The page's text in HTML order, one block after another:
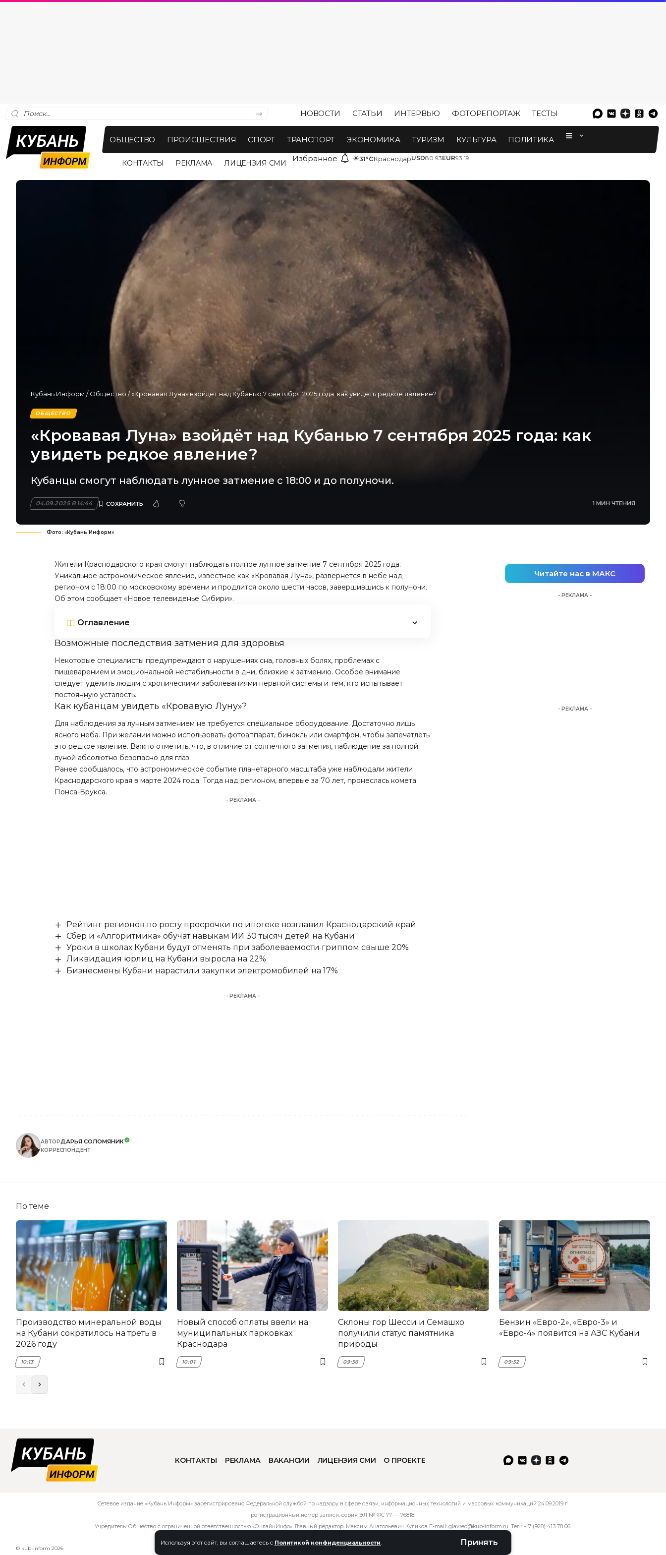
Используя этот сайт, вы соглашаетесь с Политикой конфиденциальности Принять
НОВОСТИ СТАТЬИ ИНТЕРВЬЮ ФОТОРЕПОРТАЖ ТЕСТЫ
ОБЩЕСТВО ПРОИСШЕСТВИЯ СПОРТ ТРАНСПОРТ ЭКОНОМИКА ТУРИЗМ КУЛЬТУРА ПОЛИТИКА
КОНТАКТЫ РЕКЛАМА ЛИЦЕНЗИЯ СМИ Избранное ☀31°CКраснодарUSD80.93EUR93.19
Кубань Информ /Общество /«Кровавая Луна» взойдёт над Кубанью 7 сентября 2025 года: как увидеть редкое явление?
ОБЩЕСТВО
«Кровавая Луна» взойдёт над Кубанью 7 сентября 2025 года: как
увидеть редкое явление?
Кубанцы смогут наблюдать лунное затмение с 18:00 и до полуночи.
04.09.2025 В 14:44 1 МИН ЧТЕНИЯ
Фото: «Кубань Информ»
Жители Краснодарского края смогут наблюдать полное лунное затмение 7 сентября 2025 года.
Уникальное астрономическое явление, известное как «Кровавая Луна», развернётся в небе над
регионом с 18:00 по московскому времени и продлится около шести часов, завершившись к полуночи.
Об этом сообщает « Новое телевиденье Сибири».
Оглавление
Возможные последствия затмения для здоровья
Некоторые специалисты предупреждают о нарушениях сна, головных болях, проблемах с
пищеварением и эмоциональной нестабильности в дни, близкие к затмению. Особое внимание
следует уделить людям с хроническими заболеваниями нервной системы и тем, кто испытывает
постоянную усталость.
Как кубанцам увидеть «Кровавую Луну»?
Для наблюдения за лунным затмением не требуется специальное оборудование. Достаточно лишь
ясного неба. При желании можно использовать фотоаппарат, бинокль или смартфон, чтобы запечатлеть
это редкое явление. Важно отметить, что, в отличие от солнечного затмения, наблюдение за полной
луной абсолютно безопасно для глаз.
Ранее сообщалось, что астрономическое событие планетарного масштаба уже наблюдали жители
Краснодарского края в марте 2024 года. Тогда над регионом, впервые за 70 лет, пронеслась комета
Понса-Брукса.
- РЕКЛАМА -
Рейтинг регионов по росту просрочки по ипотеке возглавил Краснодарский край
Сбер и «Алгоритмика» обучат навыкам ИИ 30 тысяч детей на Кубани
Уроки в школах Кубани будут отменять при заболеваемости гриппом свыше 20%
Ликвидация юрлиц на Кубани выросла на 22%
Бизнесмены Кубани нарастили закупки электромобилей на 17%
- РЕКЛАМА -
АВТОРДАРЬЯ СОЛОМЯНИК
КОРРЕСПОНДЕНТ
Читайте нас в МАКС
- РЕКЛАМА -
- РЕКЛАМА -
По теме
Производство минеральной воды
на Кубани сократилось на треть в
2026 году
10:13
Новый способ оплаты ввели на
муниципальных парковках
Краснодара
10:01
Склоны гор Шесси и Семашхо
получили статус памятника
природы
09:56
Бензин «Евро-2», «Евро-3» и
«Евро-4» появится на АЗС Кубани
09:52
КОНТАКТЫ РЕКЛАМА ВАКАНСИИ ЛИЦЕНЗИЯ СМИ О ПРОЕКТЕ
Сетевое издание «Кубань Информ» зарегистрировано Федеральной службой по надзору в сфере связи, информационных технологий и массовых коммуникаций 24.09.2019 г.
регистрационный номер записи: серия ЭЛ № ФС 77 — 76818.
Учредитель: Общество с ограниченной ответственностью «ОнлайнИнфо». Главный редактор: Максим Анатольевич Куликов E-mail: glavred@kub-inform.ru. Тел.: + 7 (928) 413 78 06.
© kub-inform 2026